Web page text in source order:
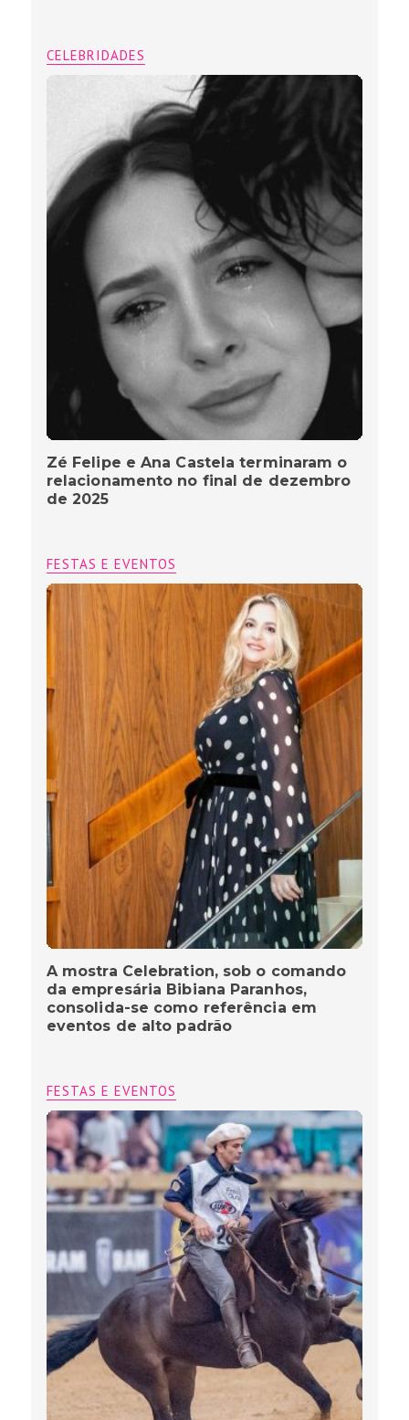
CELEBRIDADES
Zé Felipe e Ana Castela terminaram o
relacionamento no final de dezembro
de 2025
FESTAS E EVENTOS
A mostra Celebration, sob o comando
da empresária Bibiana Paranhos,
consolida-se como referência em
eventos de alto padrão
FESTAS E EVENTOS